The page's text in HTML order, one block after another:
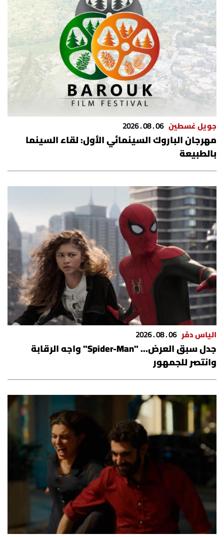
فصل من كتاب
اقرأ تضحك
كاميرا
سجالات
صحّة وصحن
الرياضة
منوّعات
حظّك اليوم
للتاريخ
فيديو
من نحن
للتواصل معنا
شروط الاستخدام
شروط الإشتراك
Digital solutions by
جويل غسطين 06 . 08 . 2026
مهرجان الباروك السينمائي الأول: لقاء السينما
بالطبيعة
الياس دمّر 06 . 08 . 2026
جدل سبق العرض... "Spider-Man" واجه الرقابة
وانتصر للجمهور